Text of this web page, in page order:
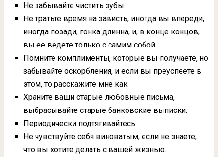
Не забывайте чистить зубы.
Не тратьте время на зависть, иногда вы впереди,
иногда позади, гонка длинна, и, в конце концов,
вы ее ведете только с самим собой.
Помните комплименты, которые вы получаете, но
забывайте оскорбления, и если вы преуспеете в
этом, то расскажите мне как.
Храните ваши старые любовные письма,
выбрасывайте старые банковские выписки.
Периодически подтягивайтесь.
Не чувствуйте себя виноватым, если не знаете,
что вы хотите делать с вашей жизнью.